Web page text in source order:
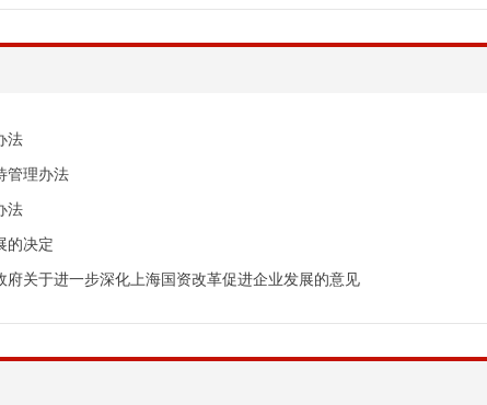
法
管理办法
法
的决定
关于进一步深化上海国资改革促进企业发展的意见